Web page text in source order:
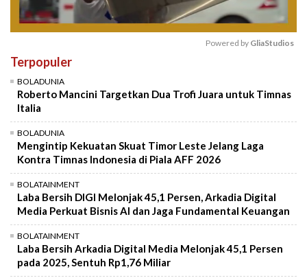
Powered by GliaStudios
Terpopuler
BOLADUNIA
Roberto Mancini Targetkan Dua Trofi Juara untuk Timnas
Italia
BOLADUNIA
Mengintip Kekuatan Skuat Timor Leste Jelang Laga
Kontra Timnas Indonesia di Piala AFF 2026
BOLATAINMENT
Laba Bersih DIGI Melonjak 45,1 Persen, Arkadia Digital
Media Perkuat Bisnis AI dan Jaga Fundamental Keuangan
BOLATAINMENT
Laba Bersih Arkadia Digital Media Melonjak 45,1 Persen
pada 2025, Sentuh Rp1,76 Miliar